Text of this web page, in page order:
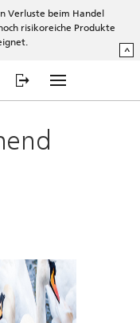
Verluste beim Handel
risikoreiche Produkte
^